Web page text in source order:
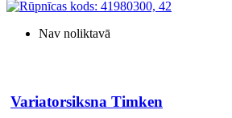
Nav noliktavā
Variatorsiksna Timken